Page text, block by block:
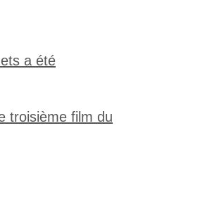
a été
troisième film du